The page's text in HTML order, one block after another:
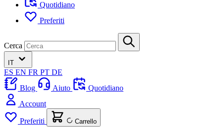
Quotidiano
Preferiti
Cerca
IT
ES EN FR PT DE
Blog
Aiuto
Quotidiano
Account
Preferiti Carrello